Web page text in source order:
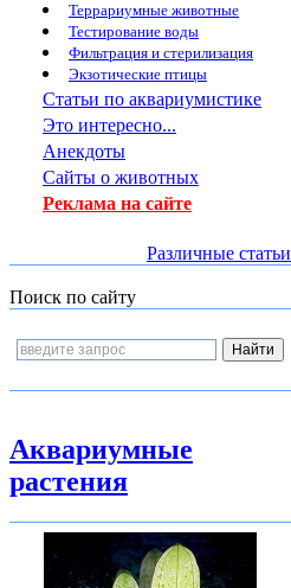
Террариумные животные
Тестирование воды
Фильтрация и стерилизация
Экзотические птицы
Статьи по аквариумистике
Это интересно...
Анекдоты
Сайты о животных
Реклама на сайте
Различные статьи
Поиск по сайту
Аквариумные
растения